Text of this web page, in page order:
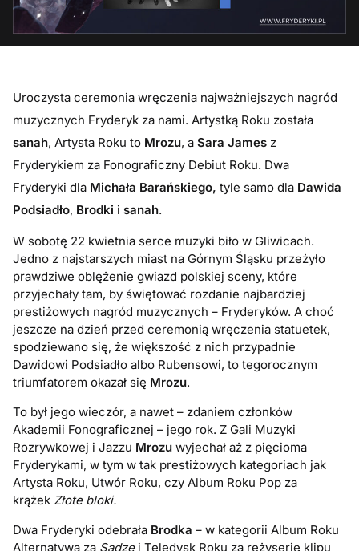
Uroczysta ceremonia wręczenia najważniejszych nagród
muzycznych Fryderyk za nami. Artystką Roku została
sanah, Artysta Roku to Mrozu, aSara James z
Fryderykiem za Fonograficzny Debiut Roku. Dwa
Fryderyki dla Michała Barańskiego, tyle samo dla Dawida
Podsiadło, Brodki isanah.
W sobotę 22 kwietnia serce muzyki biło w Gliwicach.
Jedno z najstarszych miast na Górnym Śląsku przeżyło
prawdziwe oblężenie gwiazd polskiej sceny, które
przyjechały tam, by świętować rozdanie najbardziej
prestiżowych nagród muzycznych – Fryderyków. A choć
jeszcze na dzień przed ceremonią wręczenia statuetek,
spodziewano się, że większość z nich przypadnie
Dawidowi Podsiadło albo Rubensowi, to tegorocznym
triumfatorem okazał się Mrozu.
To był jego wieczór, a nawet – zdaniem członków
Akademii Fonograficznej – jego rok. Z Gali Muzyki
Rozrywkowej i Jazzu Mrozuwyjechał aż z pięcioma
Fryderykami, w tym w tak prestiżowych kategoriach jak
Artysta Roku, Utwór Roku, czy Album Roku Pop za
krążek Złote bloki.
Dwa Fryderyki odebrała Brodka – w kategorii Album Roku
Alternatywa za Sadzęi Teledysk Roku za reżyserię klipu